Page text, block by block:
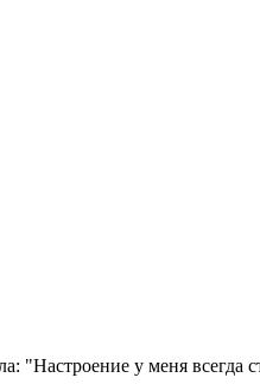
"Настроение у меня всегда